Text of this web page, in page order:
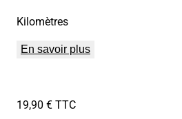
Kilomètres
En savoir plus
19,90 € TTC